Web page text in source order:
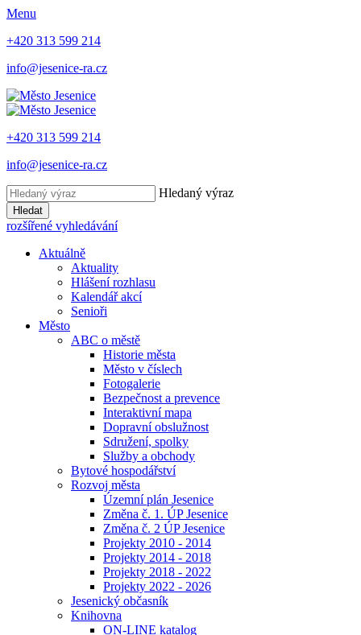
Menu
+420 313 599 214
info@jesenice-ra.cz
+420 313 599 214
info@jesenice-ra.cz
Hledaný výraz
Hledat
rozšířené vyhledávání
Aktuálně
Aktuality
Hlášení rozhlasu
Kalendář akcí
Senioři
Město
ABC o městě
Historie města
Město v číslech
Fotogalerie
Bezpečnost a prevence
Interaktivní mapa
Dopravní obslužnost
Sdružení, spolky
Služby a obchody
Bytové hospodářství
Rozvoj města
Územní plán Jesenice
Změna č. 1. ÚP Jesenice
Změna č. 2 ÚP Jesenice
Projekty 2010 - 2014
Projekty 2014 - 2018
Projekty 2018 - 2022
Projekty 2022 - 2026
Jesenický občasník
Knihovna
ON-LINE katalog